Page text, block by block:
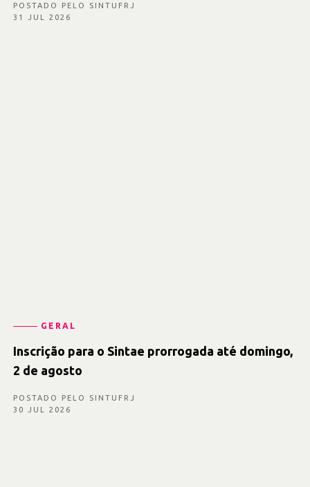
POSTADO PELO SINTUFRJ
31 JUL 2026
GERAL
Inscrição para o Sintae prorrogada até domingo,
2 de agosto
POSTADO PELO SINTUFRJ
30 JUL 2026